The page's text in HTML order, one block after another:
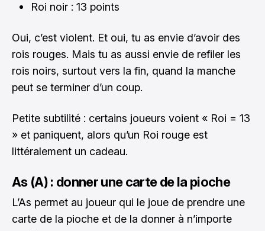
Roi noir : 13 points
Oui, c’est violent. Et oui, tu as envie d’avoir des
rois rouges. Mais tu as aussi envie de refiler les
rois noirs, surtout vers la fin, quand la manche
peut se terminer d’un coup.
Petite subtilité : certains joueurs voient « Roi = 13
» et paniquent, alors qu’un Roi rouge est
littéralement un cadeau.
As (A) : donner une carte de la pioche
L’As permet au joueur qui le joue de prendre une
carte de la pioche et de la donner à n’importe